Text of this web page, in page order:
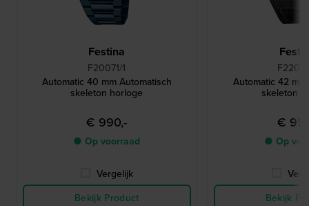
Festina
F20071/1
Automatic 40 mm Automatisch
skeleton horloge
€ 990,-
● Op voorraad
Vergelijk
Bekijk Product
Automatic 42
skeleton
€
● Op
Bekijk